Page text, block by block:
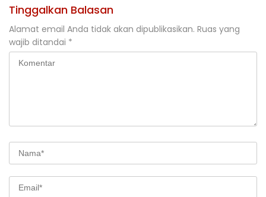
Tinggalkan Balasan
Alamat email Anda tidak akan dipublikasikan. Ruas yang
wajib ditandai *